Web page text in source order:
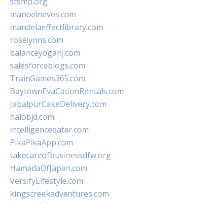
manoelneves.com
mandelaeffectlibrary.com
roselynns.com
balanceyoganj.com
salesforceblogs.com
TrainGames365.com
BaytownEvaCationRentals.com
JabalpurCakeDelivery.com
halobjd.com
intelligenceqatar.com
PikaPikaApp.com
takecareofbusinessdfw.org
HamadaOfJapan.com
VersifyLifestyle.com
kingscreekadventures.com